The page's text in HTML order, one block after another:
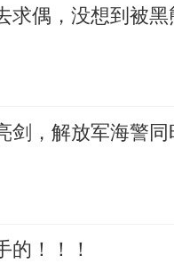
求偶，没想到被黑
剑，解放军海警
的！！！